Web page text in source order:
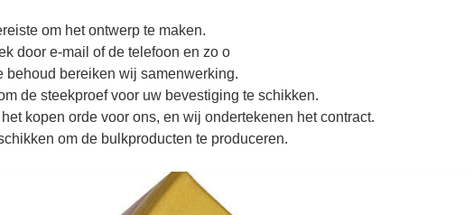
om het ontwerp te maken.
door e-mail of de telefoon en zo o
behoud bereiken wij samenwerking.
de steekproef voor uw bevestiging te schikken.
kopen orde voor ons, en wij ondertekenen het contract.
om de bulkproducten te produceren.